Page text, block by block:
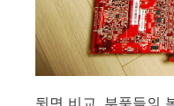
뒷면 비교. 부품들의